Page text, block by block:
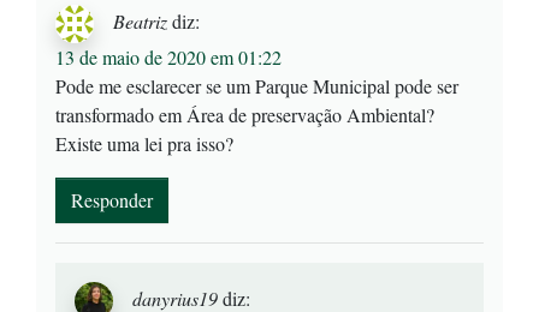
Beatrizdiz:
13 de maio de 2020 em 01:22
Pode me esclarecer se um Parque Municipal pode ser
transformado em Área de preservação Ambiental?
Existe uma lei pra isso?
Responder
danyrius19diz: